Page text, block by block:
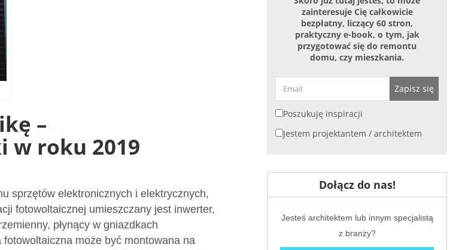
–
roku 2019
sprzętów elektronicznych i elektrycznych,
fotowoltaicznej umieszczany jest inwerter,
płynący w gniazdkach
może być montowana na
zainteresuje Cię całkowicie
bezpłatny, liczący 60 stron,
praktyczny e-book, o tym, jak
przygotować się do remontu
domu, czy mieszkania.
Zapisz się
Poszukuję inspiracji
Jestem projektantem / architektem
Dołącz do nas!
Jesteś architektem lub innym specjalistą
z branży?